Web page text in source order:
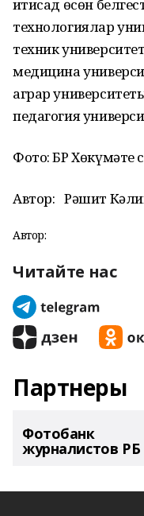
иҡтисад өсөн
технологиялар
техник
медицина
аграр
педагогия
Фото: БР Хөкүмәте
Автор: Рәшит
Автор:
Читайте нас
Партнеры
Фотобанк
журналистов РБ